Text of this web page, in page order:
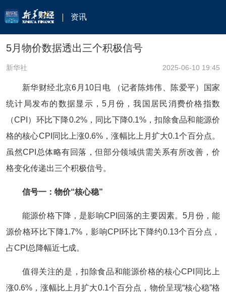
资讯
5月物价数据透出三个积极信号
新华社 2025-06-10 19:45
新华财经北京6月10日电 （记者陈炜伟、陈爱平）国家
统计局发布的数据显示，5月份，我国居民消费价格指数
（CPI）环比下降0.2%，同比下降0.1%，扣除食品和能源价
格的核心CPI同比上涨0.6%，涨幅比上月扩大0.1个百分点。
虽然CPI总体略有回落，但部分领域供需关系有所改善，价
格变化传递出三个积极信号。
信号一：物价“核心稳”
能源价格下降，是影响CPI回落的主要因素。5月份，能
源价格环比下降1.7%，影响CPI环比下降约0.13个百分点，
占CPI总降幅近七成。
值得关注的是，扣除食品和能源价格的核心CPI同比上
涨0.6%，涨幅比上月扩大0.1个百分点，物价呈现“核心稳”格